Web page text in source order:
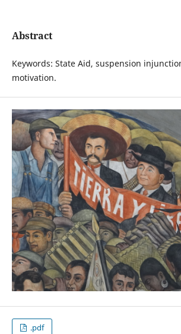
Abstract
Keywords: State Aid, suspension
motivation.
.pdf